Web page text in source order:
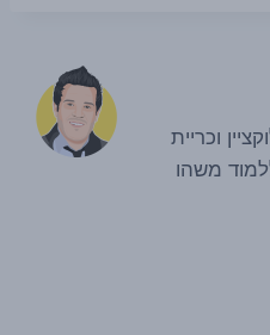
וכריית
משהו